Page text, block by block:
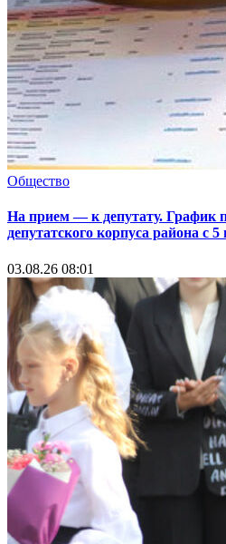
Общество
На прием — к депутату. График
депутатского корпуса района с 5
03.08.26 08:01